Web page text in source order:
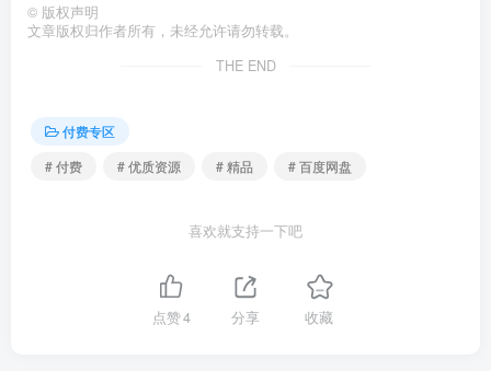
© 版权声明
文章版权归作者所有，未经允许请勿转载。
THE END
付费专区
# 付费
# 优质资源 # 精品 # 百度网盘
喜欢就支持一下吧
点赞4 分享 收藏